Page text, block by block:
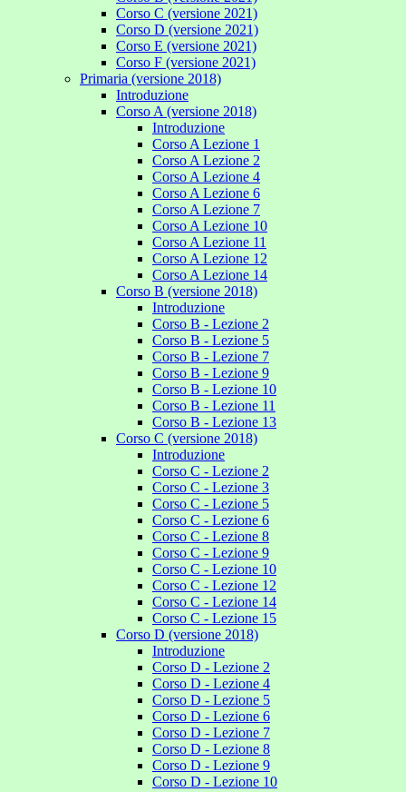
Corso C (versione 2021)
Corso D (versione 2021)
Corso E (versione 2021)
Corso F (versione 2021)
Primaria (versione 2018)
Introduzione
Corso A (versione 2018)
Introduzione
Corso A Lezione 1
Corso A Lezione 2
Corso A Lezione 4
Corso A Lezione 6
Corso A Lezione 7
Corso A Lezione 10
Corso A Lezione 11
Corso A Lezione 12
Corso A Lezione 14
Corso B (versione 2018)
Introduzione
Corso B - Lezione 2
Corso B - Lezione 5
Corso B - Lezione 7
Corso B - Lezione 9
Corso B - Lezione 10
Corso B - Lezione 11
Corso B - Lezione 13
Corso C (versione 2018)
Introduzione
Corso C - Lezione 2
Corso C - Lezione 3
Corso C - Lezione 5
Corso C - Lezione 6
Corso C - Lezione 8
Corso C - Lezione 9
Corso C - Lezione 10
Corso C - Lezione 12
Corso C - Lezione 14
Corso C - Lezione 15
Corso D (versione 2018)
Introduzione
Corso D - Lezione 2
Corso D - Lezione 4
Corso D - Lezione 5
Corso D - Lezione 6
Corso D - Lezione 7
Corso D - Lezione 8
Corso D - Lezione 9
Corso D - Lezione 10